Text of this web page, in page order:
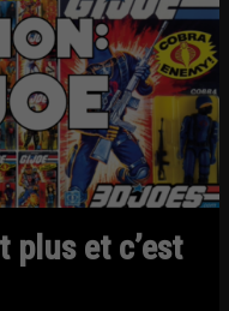
plus et c’est